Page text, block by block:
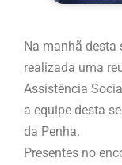
Na manhã desta
realizada uma
Assistência
a equipe desta
da Penha.
Presentes no